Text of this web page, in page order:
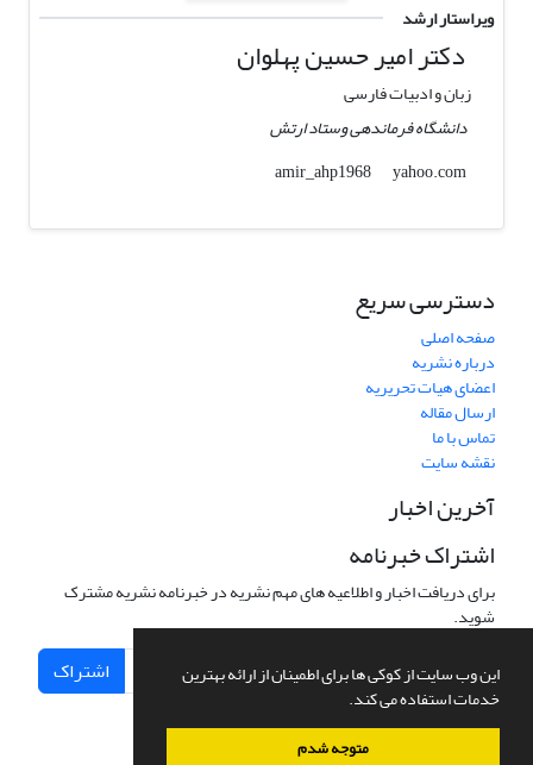
این وب سایت از کوکی ها برای اطمینان از ارائه بهترین
خدمات استفاده می کند.
متوجه شدم
ویراستار ارشد
دکتر امیر حسین پهلوان
زبان و ادبیات فارسی
دانشگاه فرماندهی وستاد ارتش
amir_ahp1968
yahoo.com
دسترسی سریع
صفحه اصلی
درباره نشریه
اعضای هیات تحریریه
ارسال مقاله
تماس با ما
نقشه سایت
آخرین اخبار
اشتراک خبرنامه
برای دریافت اخبار و اطلاعیه های مهم نشریه در خبرنامه نشریه مشترک
شوید.
اشتراک